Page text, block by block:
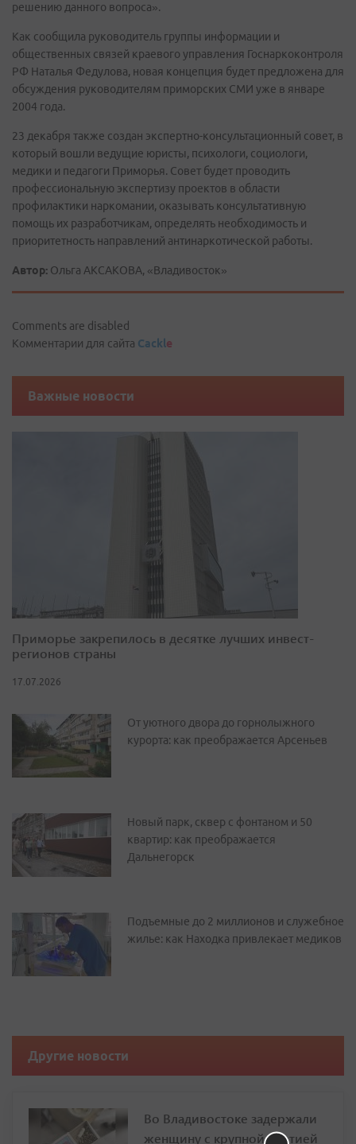
решению данного вопроса».
Как сообщила руководитель группы информации и
общественных связей краевого управления Госнаркоконтроля
РФ Наталья Федулова, новая концепция будет предложена для
обсуждения руководителям приморских СМИ уже в январе
2004 года.
23 декабря также создан экспертно-консультационный совет, в
который вошли ведущие юристы, психологи, социологи,
медики и педагоги Приморья. Совет будет проводить
профессиональную экспертизу проектов в области
профилактики наркомании, оказывать консультативную
помощь их разработчикам, определять необходимость и
приоритетность направлений антинаркотической работы.
Автор: Ольга АКСАКОВА, «Владивосток»
Comments are disabled
Комментарии для сайта Cackle
Важные новости
Приморье закрепилось в десятке лучших инвест-
регионов страны
17.07.2026
От уютного двора до горнолыжного
курорта: как преображается Арсеньев
Новый парк, сквер с фонтаном и 50
квартир: как преображается
Дальнегорск
Подъемные до 2 миллионов и служебное
жилье: как Находка привлекает медиков
Другие новости
Во Владивостоке задержали
женщину с крупной партией